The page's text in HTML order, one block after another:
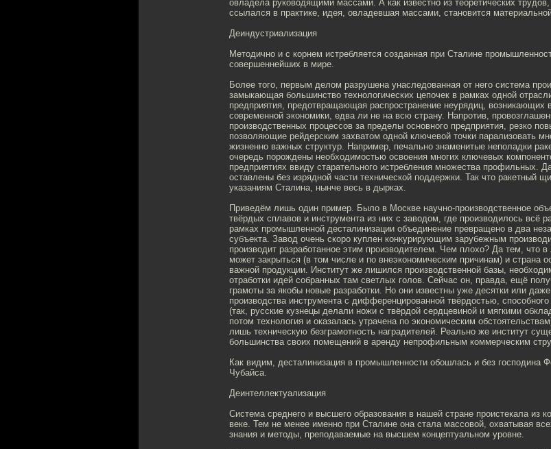
овладела руководящими массами. А как известно из теоретических
ссылался в практике, идея, овладевшая массами, становится
Деиндустриализация
Методично и с корнем истребляется созданная при Сталине
совершеннейших в мире.
Более того, первым делом разрушена унаследованная от него система
замыкающая большинство технологических цепочек в рамках одной
предприятия, предотвращающая распространение неурядиц, возникающих
современной экономики, едва ли не на всю страну. Напротив,
производственных процессов за пределы основного предприятия, резко
позволяющие рейдерским захватом одной ключевой точки парализовать
жизненно важных структур. Например, печально знаменитые неполадки
очередь порождены необходимостью освоения многих ключевых
предприятиях ввиду старательного истребления множества профильных.
оставлены без изрядной части технической поддержки. Так что ракетный
указаниям Сталина, нынче весь в дырках.
Приведём лишь один пример. Было в Москве научно-производственное
твёрдых сплавов и инструмента из них с заводом, где производилось всё
рамках промышленной десталинизации объединение превращено в два
субъекта. Завод очень скоро куплен конкурирующим зарубежным
производит разработанное этим производителем. Чем плохо? Да тем, что
может закрыться (в том числе и по внеэкономическим причинам) и страна
важной продукции. Институт же лишился производственной базы,
отработки идей собранных там светлых голов. Сейчас он, правда, ещё
грамоты за якобы новые разработки. Но они известны уже десятки или
производства инструмента с дифференцированной твёрдостью,
(так, русские кузнецы делали ножи с твёрдой сердцевиной и мягкими
потом технология и оказалась утрачена по экономическим
лишь техническую безграмотность наградителей. Реально же институт
большинства своих помещений в аренду непрофильным коммерческим
Как видим, десталинизация в промышленности обошлась и без господина
Чубайса.
Деинтеллектуализация
Система среднего и высшего образования в нашей стране проистекала из
веке. Тем не менее именно при Сталине она стала массовой, охватывая
знания и методы, преподаваемые на высшем концептуальном уровне.